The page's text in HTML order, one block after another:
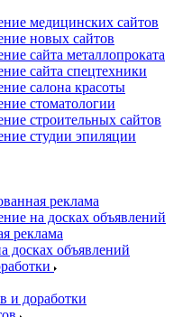
медицинских сайтов
новых сайтов
сайта металлопроката
сайта спецтехники
салона красоты
стоматологии
строительных сайтов
студии эпиляции
реклама
на досках объявлений
реклама
досках объявлений
и доработки